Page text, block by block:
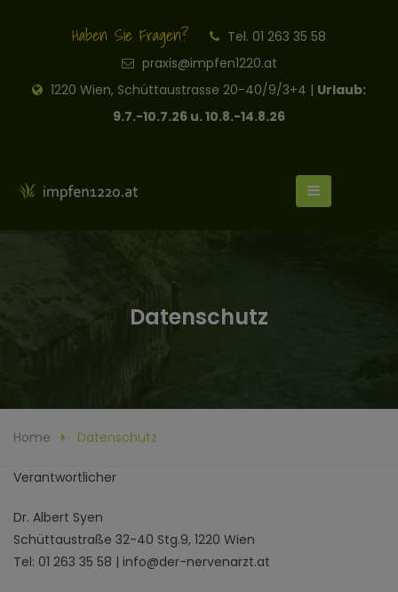
Haben Sie Fragen?
Tel. 01 263 35 58
praxis@impfen1220.at
1220 Wien, Schüttaustrasse 20-40/9/3+4 | Urlaub:
9.7.-10.7.26 u. 10.8.-14.8.26
Datenschutz
Home Datenschutz
Verantwortlicher
Dr. Albert Syen
Schüttaustraße 32-40 Stg.9, 1220 Wien
Tel: 01 263 35 58 | info@der-nervenarzt.at